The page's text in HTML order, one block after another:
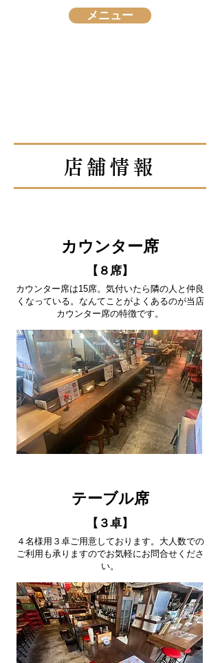
メニュー
店舗情報
カウンター席
【８席】
カウンター席は15席。気付いたら隣の人と仲良
くなっている。なんてことがよくあるのが当店
カウンター席の特徴です。
テーブル席
【３卓】
４名様用３卓ご用意しております。大人数での
ご利用も承りますのでお気軽にお問合せくださ
い。